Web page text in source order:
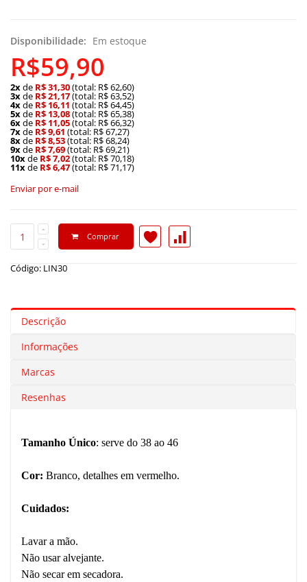
Disponibilidade: Em estoque
R$59,90
2xde R$ 31,30(total: R$ 62,60)
3xde R$ 21,17(total: R$ 63,52)
4xde R$ 16,11 (total: R$ 64,45)
5xde R$ 13,08(total: R$ 65,38)
6xde R$ 11,05(total: R$ 66,32)
7xde R$ 9,61 (total: R$ 67,27)
8xde R$ 8,53(total: R$ 68,24)
9xde R$ 7,69(total: R$ 69,21)
10xde R$ 7,02(total: R$ 70,18)
11xde R$ 6,47(total: R$ 71,17)
Enviar por e-mail
Comprar
Código: LIN30
Descrição
Informações
Marcas
Resenhas
Tamanho Único: serve do 38 ao 46
Cor: Branco, detalhes em vermelho.
Cuidados:
Lavar a mão.
Não usar alvejante.
Não secar em secadora.